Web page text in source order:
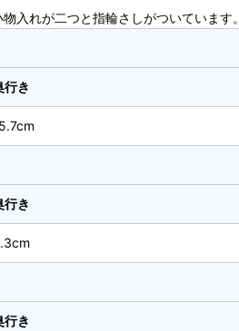
入れが二つと指輪さしがついています。
行き
行き
行き